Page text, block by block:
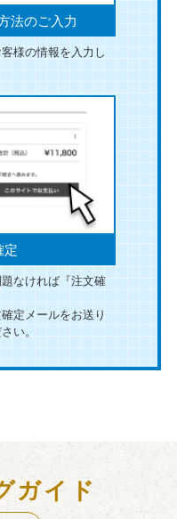
法のご入力
様の情報を入力し
定
なければ『注文確
定メールをお送り
い。
ガイド